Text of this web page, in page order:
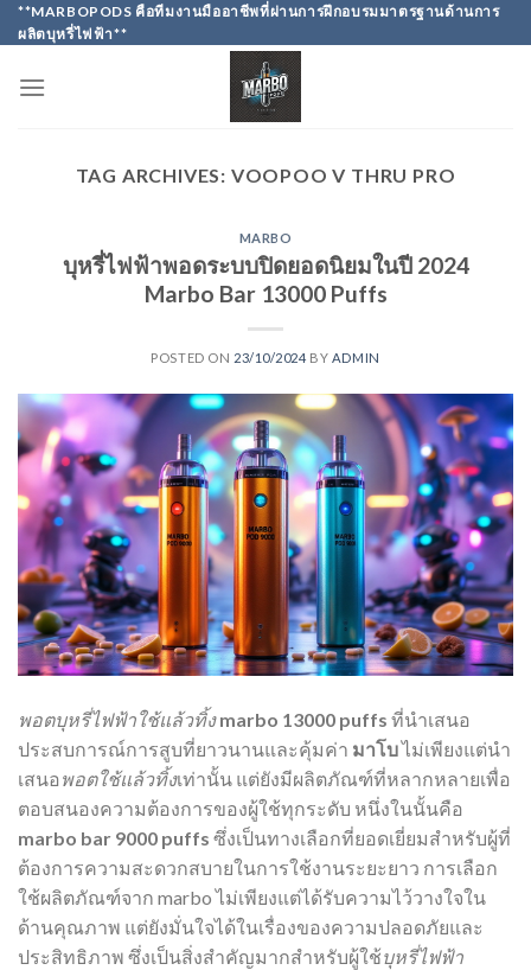
Skip
to
**MARBOPODS คือทีมงานมืออาชีพที่ผ่านการฝึกอบรมมาตรฐานด้านการ
ผลิตบุหรี่ไฟฟ้า**
TAG ARCHIVES: VOOPOO V THRU PRO
MARBO
บุหรี่ไฟฟ้าพอดระบบปิดยอดนิยมในปี 2024
Marbo Bar 13000 Puffs
POSTED ON 23/10/2024 BY ADMIN
พอตบุหรี่ไฟฟ้าใช้แล้วทิ้ง marbo 13000 puffs ที่นำเสนอ
ประสบการณ์การสูบที่ยาวนานและคุ้มค่า มาโบไม่เพียงแต่นำ
เสนอพอตใช้แล้วทิ้งเท่านั้น แต่ยังมีผลิตภัณฑ์ที่หลากหลายเพื่อ
ตอบสนองความต้องการของผู้ใช้ทุกระดับ หนึ่งในนั้นคือ
marbo bar 9000 puffs ซึ่งเป็นทางเลือกที่ยอดเยี่ยมสำหรับผู้ที่
ต้องการความสะดวกสบายในการใช้งานระยะยาว การเลือก
ใช้ผลิตภัณฑ์จาก marbo ไม่เพียงแต่ได้รับความไว้วางใจใน
ด้านคุณภาพ แต่ยังมั่นใจได้ในเรื่องของความปลอดภัยและ
ประสิทธิภาพ ซึ่งเป็นสิ่งสำคัญมากสำหรับผู้ใช้บุหรี่ไฟฟ้า